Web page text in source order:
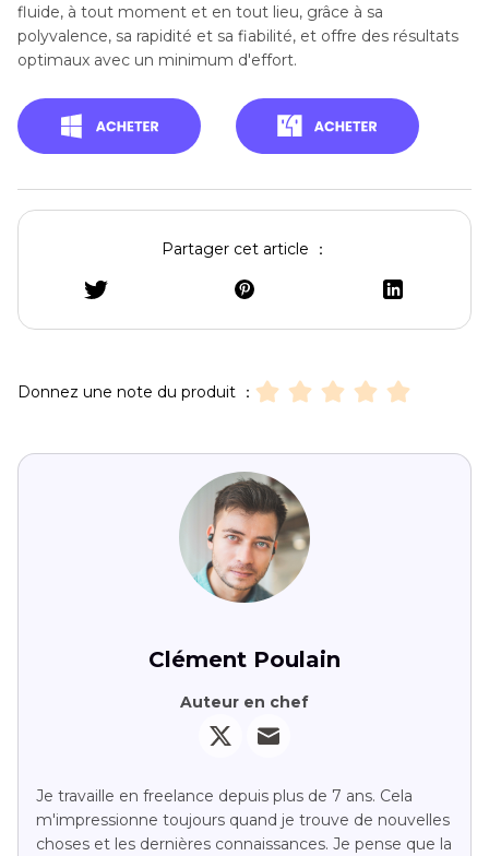
fluide, à tout moment et en tout lieu, grâce à sa
polyvalence, sa rapidité et sa fiabilité, et offre des résultats
optimaux avec un minimum d'effort.
Partager cet article ：
Donnez une note du produit ：
Clément Poulain
Auteur en chef
Je travaille en freelance depuis plus de 7 ans. Cela
m'impressionne toujours quand je trouve de nouvelles
choses et les dernières connaissances. Je pense que la